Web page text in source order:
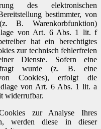
des elektronischen
bestimmter, von
B. Warenkorbfunktion)
von Art. 6 Abs. 1 lit. f
hat ein berechtigtes
zur technisch fehlerfreien
Dienste. Sofern eine
wurde (z. B. eine
Cookies), erfolgt die
von Art. 6 Abs. 1 lit. a
widerrufbar.
zur Analyse Ihres
werden diese in dieser